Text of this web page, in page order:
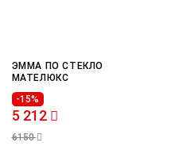
ЭММА ПО СТЕКЛО
МАТЕЛЮКС
-15%
5 212
6150